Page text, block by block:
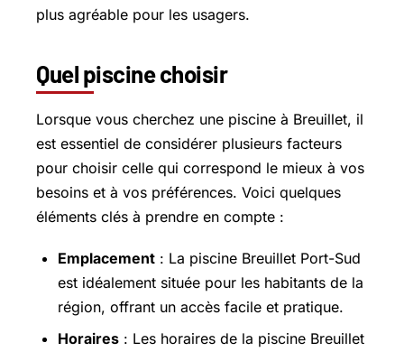
plus agréable pour les usagers.
Quel piscine choisir
Lorsque vous cherchez une piscine à Breuillet, il
est essentiel de considérer plusieurs facteurs
pour choisir celle qui correspond le mieux à vos
besoins et à vos préférences. Voici quelques
éléments clés à prendre en compte :
Emplacement : La piscine Breuillet Port-Sud
est idéalement située pour les habitants de la
région, offrant un accès facile et pratique.
Horaires : Les horaires de la piscine Breuillet